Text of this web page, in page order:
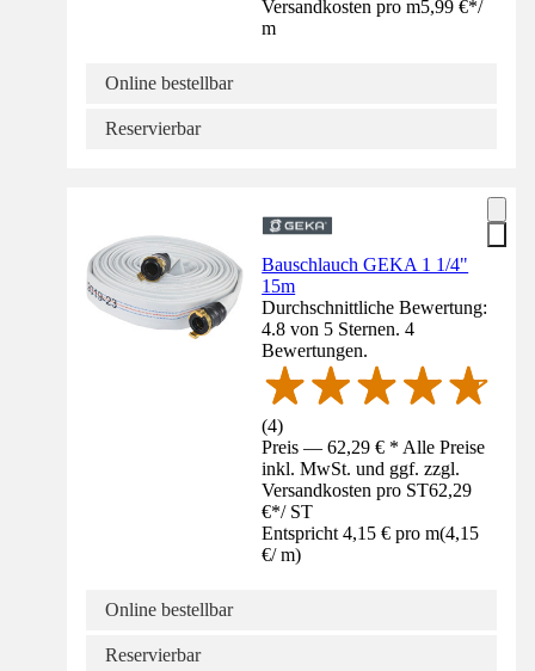
Versandkosten pro m5,99 €*/
m
Online bestellbar
Reservierbar
Bauschlauch GEKA 1 1/4"
15m
Durchschnittliche Bewertung:
4.8 von 5 Sternen. 4
Bewertungen.
(4)
Preis — 62,29 € * Alle Preise
inkl. MwSt. und ggf. zzgl.
Versandkosten pro ST62,29
€*/ ST
Entspricht 4,15 € pro m(4,15
€/ m)
Online bestellbar
Reservierbar